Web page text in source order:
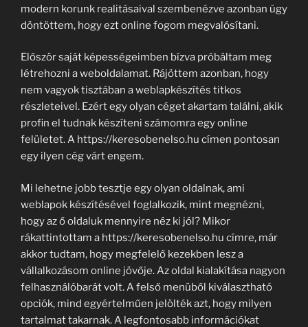
modern korunk realitásaival szembenézve azonban úgy
döntöttem, hogy ezt online fogom megvalósítani.
Először saját képességeimben bízva próbáltam meg
létrehozni a weboldalamat. Rájöttem azonban, hogy
nem vagyok tisztában a weblapkészítés titkos
részleteivel. Ezért egy olyan céget akartam találni, akik
profin el tudnak készíteni számomra egy online
felületet. A https://keresobenelso.hu címen pontosan
egy ilyen cég várt engem.
Mi lehetne jobb tesztje egy olyan oldalnak, ami
weblapok készítésével foglalkozik, mint megnézni,
hogy az ő oldaluk mennyire néz ki jól? Mikor
rákattintottam a https://keresobenelso.hu címre, már
akkor tudtam, hogy megfelelő kezekben lesz a
vállalkozásom online jövője. Az oldal kialakítása nagyon
felhasználóbarát volt. A felső menüből kiválasztható
opciók, mind egyértelműen jelölték azt, hogy milyen
tartalmat takarnak. A legfontosabb információkat